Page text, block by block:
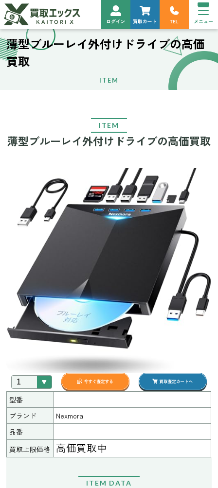
薄型ブルーレイ外付けドライブの高価
買取
ITEM
ITEM
薄型ブルーレイ外付けドライブの高価買取
型番
ブランド
Nexmora
品番
買取上限価格
高価買取中
ITEM DATA